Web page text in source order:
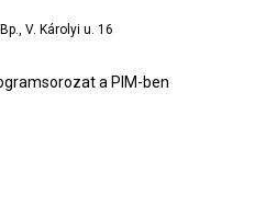
V. Károlyi u. 16
a PIM-ben